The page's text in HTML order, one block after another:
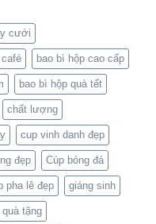
cưới
café bao bì hộp cao cấp
bao bì hộp quà tết
chất lượng
cup vinh danh đẹp
đẹp Cúp bóng đá
pha lê đẹp giáng sinh
quà tặng